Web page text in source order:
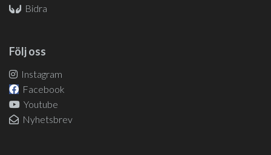
Bidra
Följ oss
Instagram
Facebook
Youtube
Nyhetsbrev